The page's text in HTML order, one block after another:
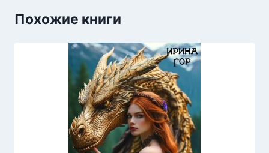
Похожие книги